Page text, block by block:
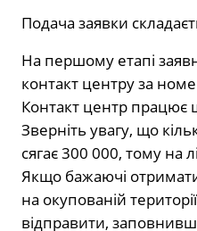
Подача заявки
На першому етапі
контакт центру за
Контакт центр працює
Зверніть увагу, що
сягає 300 000, тому на
Якщо бажаючі
на окупованій
відправити,